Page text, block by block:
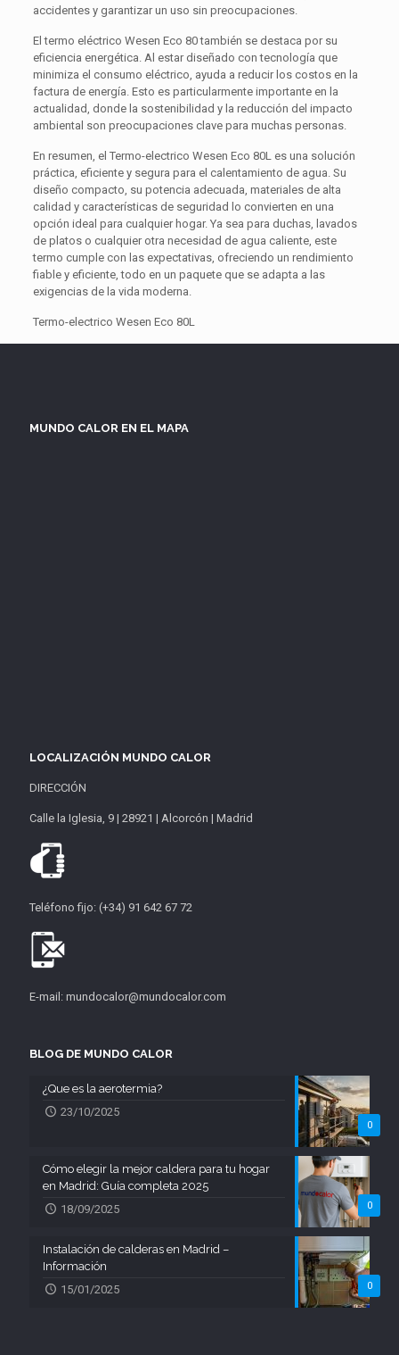
accidentes y garantizar un uso sin preocupaciones.
El termo eléctrico Wesen Eco 80 también se destaca por su
eficiencia energética. Al estar diseñado con tecnología que
minimiza el consumo eléctrico, ayuda a reducir los costos en la
factura de energía. Esto es particularmente importante en la
actualidad, donde la sostenibilidad y la reducción del impacto
ambiental son preocupaciones clave para muchas personas.
En resumen, el Termo-electrico Wesen Eco 80L es una solución
práctica, eficiente y segura para el calentamiento de agua. Su
diseño compacto, su potencia adecuada, materiales de alta
calidad y características de seguridad lo convierten en una
opción ideal para cualquier hogar. Ya sea para duchas, lavados
de platos o cualquier otra necesidad de agua caliente, este
termo cumple con las expectativas, ofreciendo un rendimiento
fiable y eficiente, todo en un paquete que se adapta a las
exigencias de la vida moderna.
Termo-electrico Wesen Eco 80L
MUNDO CALOR EN EL MAPA
LOCALIZACIÓN MUNDO CALOR
DIRECCIÓN
Calle la Iglesia, 9 | 28921 | Alcorcón | Madrid
Teléfono fijo: (+34) 91 642 67 72
E-mail: mundocalor@mundocalor.com
BLOG DE MUNDO CALOR
0
¿Que es la aerotermia?
23/10/2025
0
Cómo elegir la mejor caldera para tu hogar
en Madrid: Guía completa 2025
18/09/2025
0
Instalación de calderas en Madrid –
Información
15/01/2025